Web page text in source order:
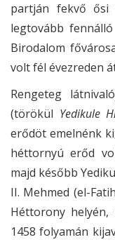
partján fekvő ősi
legtovább
Birodalom
volt fél évezreden
Rengeteg
(törökül Yedikule
erődöt emelnénk
héttornyú erőd
majd később
II. Mehmed (el-
Héttorony
1458 folyamán